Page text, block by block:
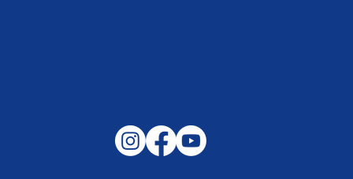
Gemeinsam auf außergewöhnliche